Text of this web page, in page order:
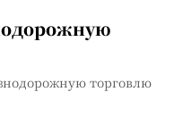
торговлю